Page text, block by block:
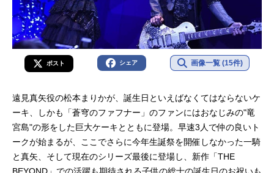
ポスト シェア 画像一覧 (15件)
遠見真矢役の松本まりかが、誕生日といえばなくてはならないケ
ーキ、しかも「蒼穹のファフナー」のファンにはおなじみの"竜
宮島"の形をした巨大ケーキとともに登場。早速3人で仲の良いト
ークが始まるが、ここでさらに今年生誕祭を開催しなかった一騎
と真矢、そして現在のシリーズ最後に登場し、新作「THE
BEYOND」での活躍も期待される子供の総士の誕生日のお祝いも